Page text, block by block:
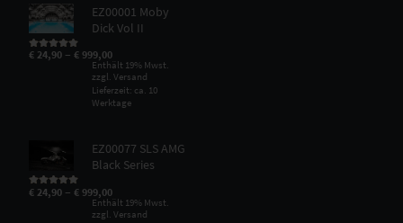
EZ00001 Moby
Dick Vol II
Bewertet mit
von 5
€ 24,90 –€ 999,00
Enthält 19% Mwst.
zzgl.Versand
Lieferzeit: ca. 10
Werktage
EZ00077 SLS AMG
Black Series
Bewertet mit
von 5
€ 24,90 –€ 999,00
Enthält 19% Mwst.
zzgl.Versand